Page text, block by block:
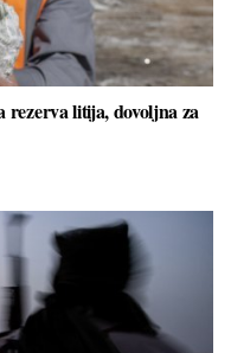
rezerva litija, dovoljna za